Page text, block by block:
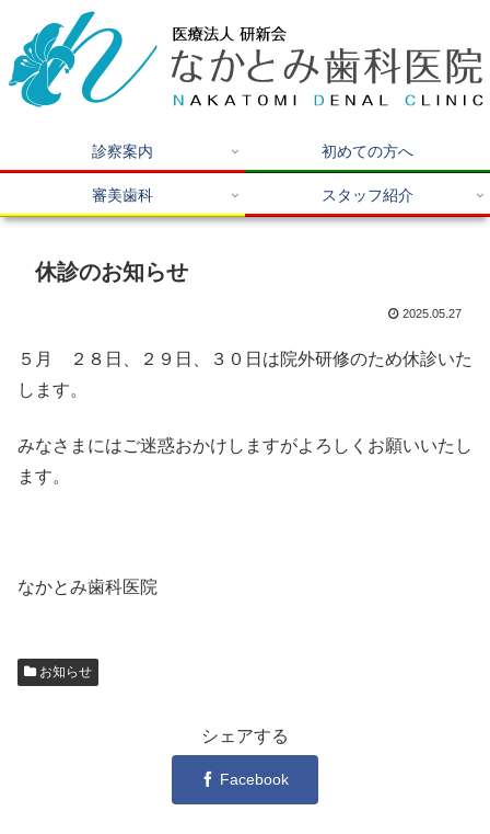
診察案内 初めての方へ
審美歯科 スタッフ紹介
休診のお知らせ
2025.05.27
５月 ２８日、２９日、３０日は院外研修のため休診いた
します。
みなさまにはご迷惑おかけしますがよろしくお願いいたし
ます。
なかとみ歯科医院
お知らせ
シェアする
Facebook